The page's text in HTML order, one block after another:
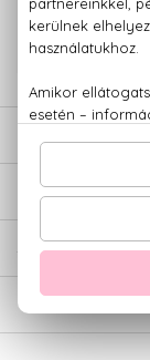
Kérdésed
779 1926
ÉRTÉKELÉSEK (0)
SZÁLLÍTÁS